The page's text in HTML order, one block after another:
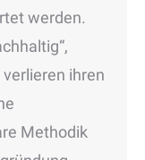
werden.
verlieren ihren
Methodik